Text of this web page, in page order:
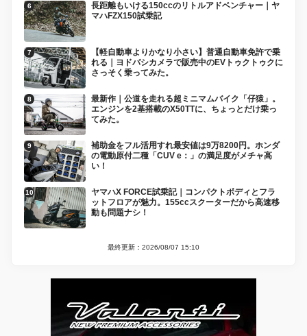
長距離もいける150ccのリトルアドベンチャー｜ヤ
マハFZX150試乗記
【軽自動車よりかなり小さい】普通自動車免許で乗
れる｜ヨドバシカメラで販売中のEVトゥクトゥクに
さっそく乗ってみた。
最新作｜公道を走れる超ミニマムバイク「仔猿」。
エンジンを2基搭載のX50TTに、ちょっとだけ乗っ
てみた。
補助金をフル活用すれ最安値は9万8200円。ホンダ
の電動原付二種「CUV e：」の満足度がメチャ高
い！
ヤマハX FORCE試乗記｜コンパクトボディとフラ
ットフロアが魅力。155ccスクーターだから高速移
動も問題ナシ！
最終更新：2026/08/07 15:10